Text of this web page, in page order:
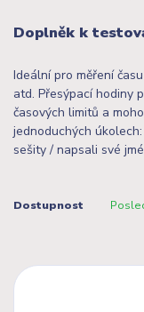
Doplněk k
Ideální pro měření
atd. Přesýpací hodiny
časových limitů a
jednoduchých
sešity / napsali své
Dostupnost